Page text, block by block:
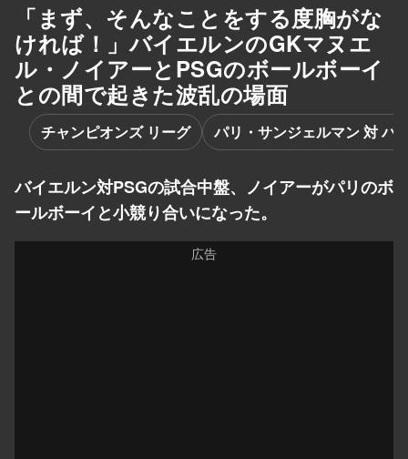
「まず、そんなことをする度胸がな
ければ！」バイエルンのGKマヌエ
ル・ノイアーとPSGのボールボーイ
との間で起きた波乱の場面
チャンピオンズ リーグ パリ・サンジェルマン 対 バ
バイエルン対PSGの試合中盤、ノイアーがパリのボ
ールボーイと小競り合いになった。